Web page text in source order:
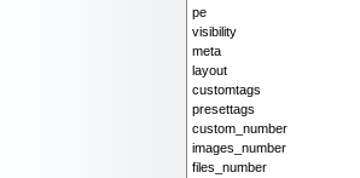
pe
visibility
meta
layout
customtags
presettags
custom_number
images_number
files_number